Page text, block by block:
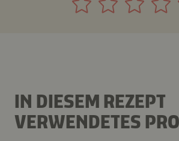
IN DIESEM REZEPT
VERWENDETES